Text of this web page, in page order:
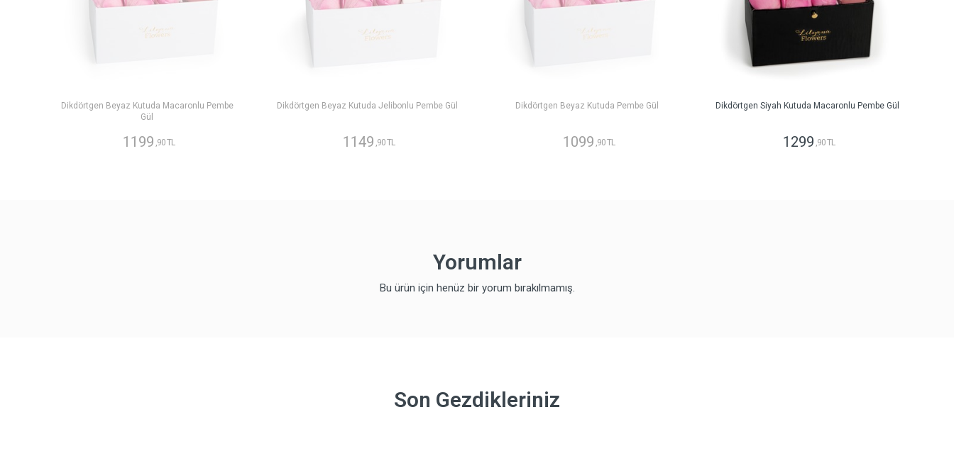
Dikdörtgen Beyaz Kutuda Macaronlu Pembe
Gül
1199 ,90 TL
Dikdörtgen Beyaz Kutuda Jelibonlu Pembe Gül
1149 ,90 TL
Dikdörtgen Beyaz Kutuda Pembe Gül
1099 ,90 TL
Dikdörtgen Siyah Kutuda Macaronlu Pembe Gül
1299 ,90 TL
Yorumlar
Bu ürün için henüz bir yorum bırakılmamış.
Son Gezdikleriniz